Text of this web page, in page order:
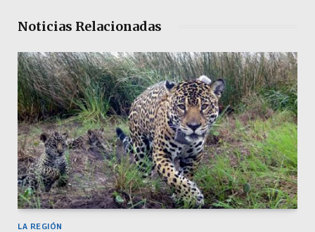
Noticias Relacionadas
LA REGIÓN